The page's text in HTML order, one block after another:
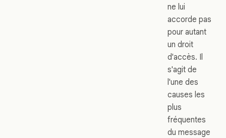
ne lui
accorde pas
pour autant
un droit
d'accès. Il
s'agit de
l'une des
causes les
plus
fréquentes
du message